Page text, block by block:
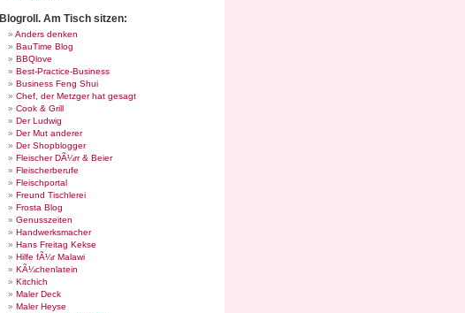
Blogroll. Am Tisch sitzen:
Anders denken
BauTime Blog
BBQlove
Best-Practice-Business
Business Feng Shui
Chef, der Metzger hat gesagt
Cook & Grill
Der Ludwig
Der Mut anderer
Der Shopblogger
Fleischer DÃ¼rr & Beier
Fleischerberufe
Fleischportal
Freund Tischlerei
Frosta Blog
Genusszeiten
Handwerksmacher
Hans Freitag Kekse
Hilfe fÃ¼r Malawi
KÃ¼chenlatein
Kitchich
Maler Deck
Maler Heyse